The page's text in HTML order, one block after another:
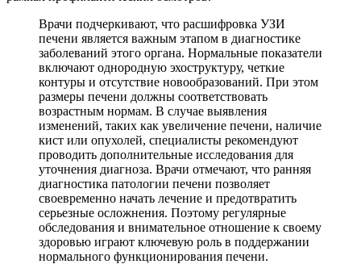
Врачи подчеркивают, что расшифровка УЗИ
печени является важным этапом в диагностике
заболеваний этого органа. Нормальные показатели
включают однородную эхоструктуру, четкие
контуры и отсутствие новообразований. При этом
размеры печени должны соответствовать
возрастным нормам. В случае выявления
изменений, таких как увеличение печени, наличие
кист или опухолей, специалисты рекомендуют
проводить дополнительные исследования для
уточнения диагноза. Врачи отмечают, что ранняя
диагностика патологии печени позволяет
своевременно начать лечение и предотвратить
серьезные осложнения. Поэтому регулярные
обследования и внимательное отношение к своему
здоровью играют ключевую роль в поддержании
нормального функционирования печени.